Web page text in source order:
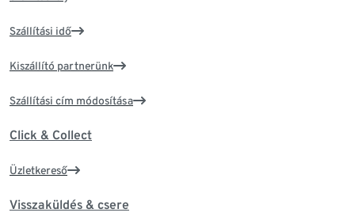
Szállítási idő
Kiszállító partnerünk
Szállítási cím módosítása
Click & Collect
Üzletkereső
Visszaküldés & csere